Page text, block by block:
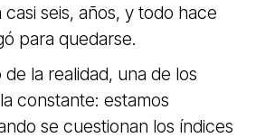
seis, años, y todo hace
para quedarse.
de la realidad, una de los
constante: estamos
se cuestionan los índices